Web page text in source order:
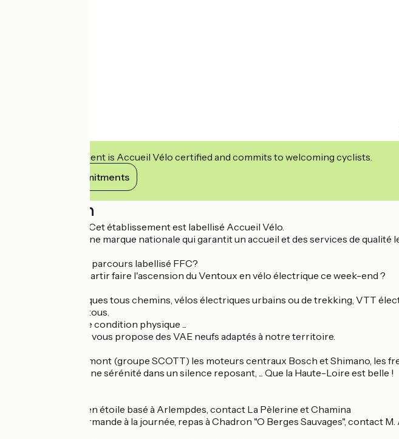
This establishment is Accueil Vélo certified and commits to welcoming cyclists.
View its commitments
Description
Nouveauté 2022 : Cet établissement est labellisé Accueil Vélo.
Accueil Vélo est une marque nationale qui garantit un accueil et des services de
Et si on prenait un parcours labellisé FFC?
Pourquoi ne pas partir faire l'ascension du Ventoux en vélo électrique ce week-end ?
Bref, vélos électriques tous chemins, vélos électriques urbains ou de trekking, VTT
du bonheur pour tous.
Quelque soit votre condition physique ...
E-solution vélo 43 vous propose des VAE neufs adaptés à notre territoire.
Revendeur Bergamont (groupe SCOTT) les moteurs centraux Bosch et Shimano, les
emmènent en pleine sérénité dans un silence reposant, ... Que la Haute-Loire est belle !
- Vélo électrique en étoile basé à Arlempdes, contact La Pèlerine et Chamina
- Randonnée gourmande à la journée, repas à Chadron "O Berges Sauvages", contact M.